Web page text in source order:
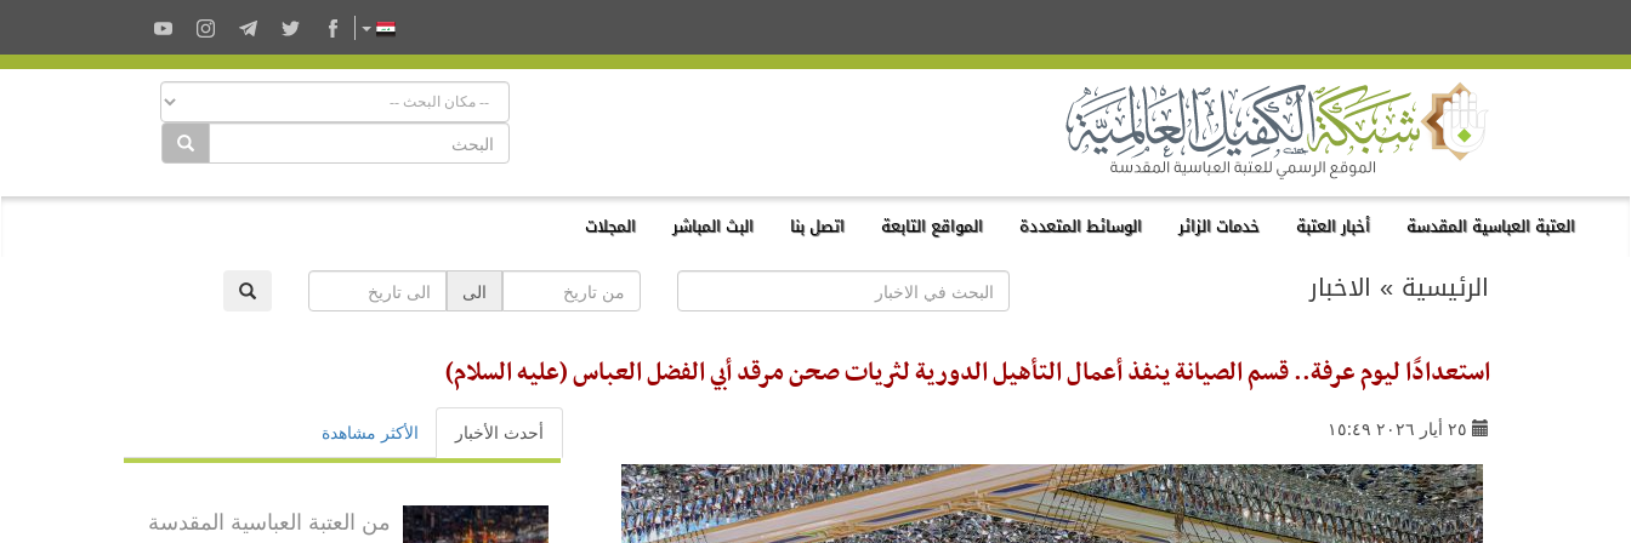
العتبة العباسية المقدسة أخبار العتبة خدمات الزائر الوسائط المتعددة المواقع التابعة اتصل بنا البث المباشر المجلات
الرئيسية » الاخبار الى
استعدادًا ليوم عرفة.. قسم الصيانة ينفذ أعمال التأهيل الدورية لثريات صحن مرقد أبي الفضل العباس (عليه السلام)
٢٥ أيار ٢٠٢٦ ١٥:٤٩ أحدث الأخبار الأكثر مشاهدة
من العتبة العباسية المقدسة